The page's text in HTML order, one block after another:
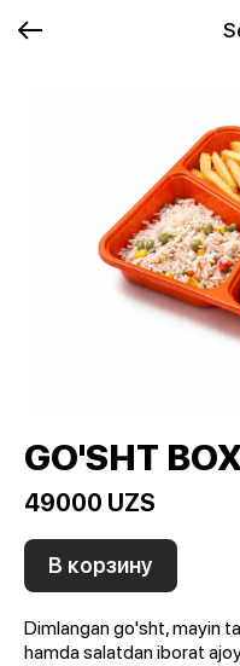
GO'SHT
49000 UZS
В корзину
Dimlangan go'sht, mayin
hamda salatdan iborat